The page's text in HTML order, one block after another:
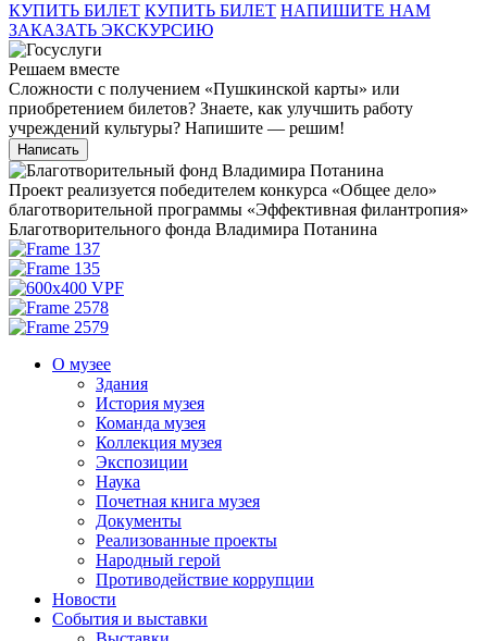
КУПИТЬ БИЛЕТ КУПИТЬ БИЛЕТ НАПИШИТЕ НАМ
ЗАКАЗАТЬ ЭКСКУРСИЮ
Решаем вместе
Сложности с получением «Пушкинской карты» или
приобретением билетов? Знаете, как улучшить работу
учреждений культуры? Напишите — решим!
Написать
Проект реализуется победителем конкурса «Общее дело»
благотворительной программы «Эффективная филантропия»
Благотворительного фонда Владимира Потанина
О музее
Здания
История музея
Команда музея
Коллекция музея
Экспозиции
Наука
Почетная книга музея
Документы
Реализованные проекты
Народный герой
Противодействие коррупции
Новости
События и выставки